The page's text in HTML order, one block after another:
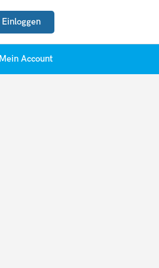
Einloggen
Mein Account